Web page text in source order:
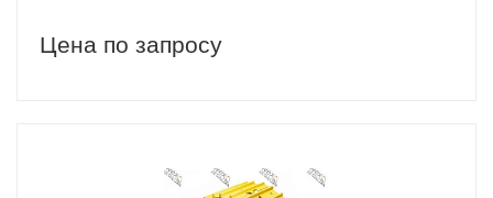
Цена по запросу